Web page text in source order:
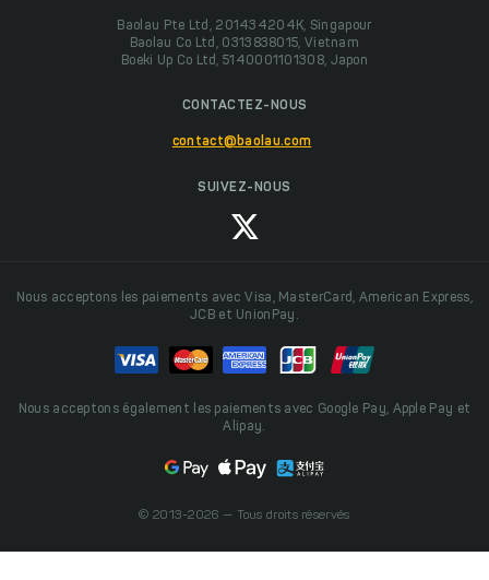
Baolau Pte Ltd, 201434204K, Singapour
Baolau Co Ltd, 0313838015, Vietnam
Boeki Up Co Ltd, 5140001101308, Japon
CONTACTEZ-NOUS
contact@baolau.com
SUIVEZ-NOUS
Nous acceptons les paiements avec Visa, MasterCard, American Express,
JCB et UnionPay.
Nous acceptons également les paiements avec Google Pay, Apple Pay et
Alipay.
© 2013-2026 — Tous droits réservés